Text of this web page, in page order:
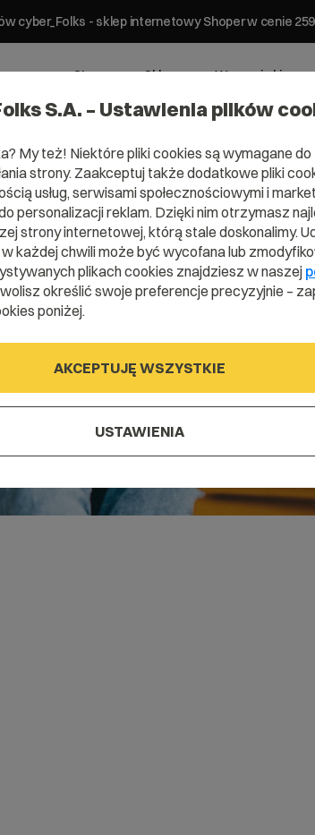
cyber_Folks - sklep internetowy Shoper w cenie 259
Strony Sklepy Wsparcie
że Internet to Twoje miejsce
S.A. – Ustawienia plików
My też! Niektóre pliki cookies są wymagane do
strony. Zaakceptuj także dodatkowe pliki
usług, serwisami społecznościowymi i
personalizacji reklam. Dzięki nim otrzymasz
strony internetowej, którą stale doskonalimy.
każdej chwili może być wycofana lub
plikach cookies znajdziesz w naszej
wolisz określić swoje preferencje precyzyjnie –
poniżej.
AKCEPTUJĘ WSZYSTKIE
USTAWIENIA